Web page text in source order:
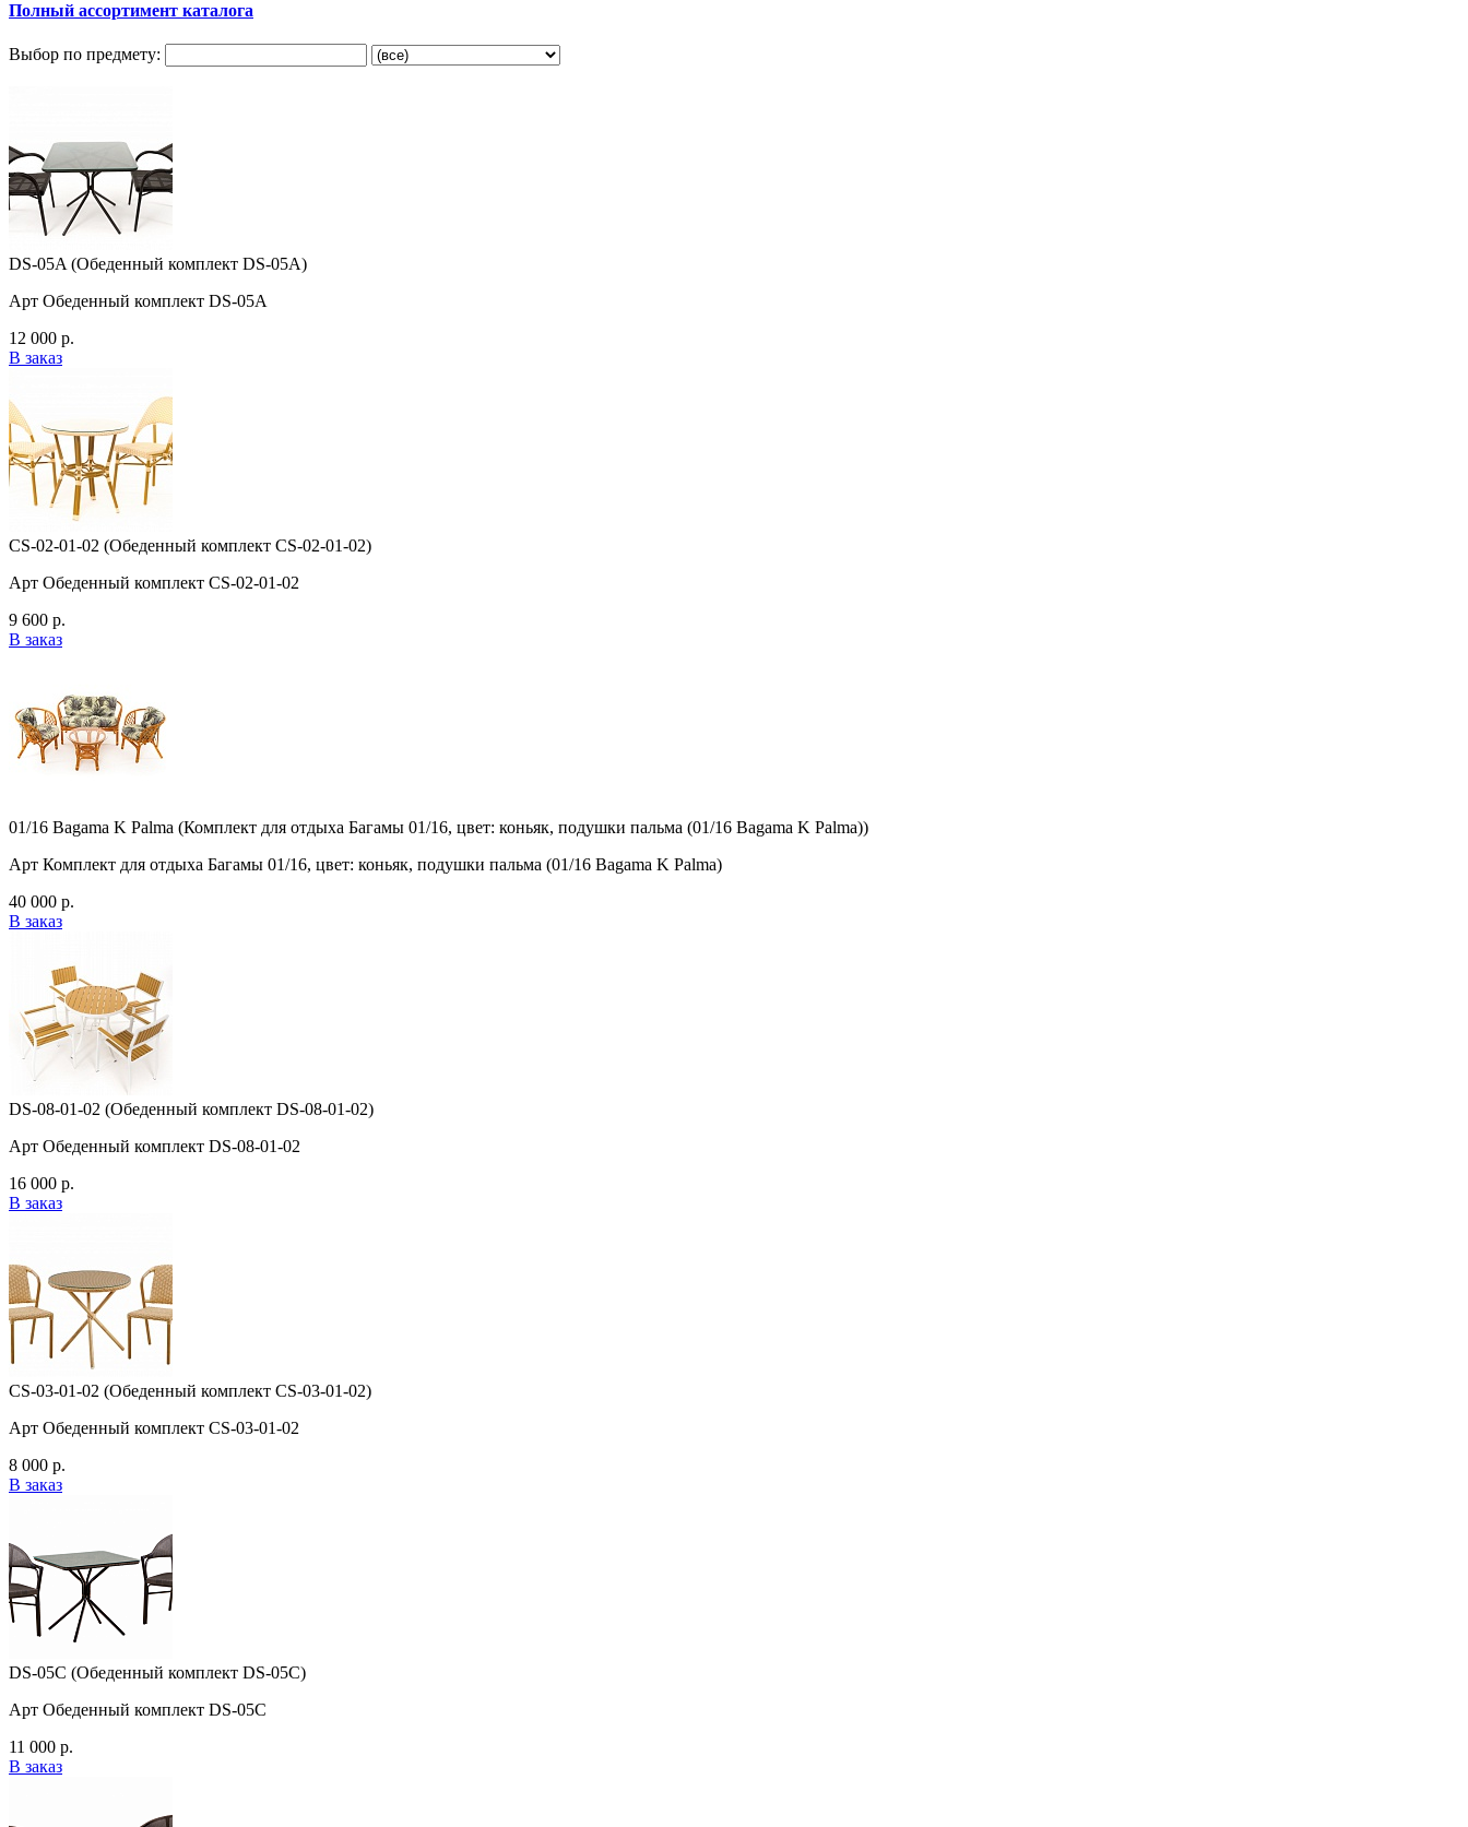
Полный ассортимент каталога
Выбор по предмету:
DS-05A (Обеденный комплект DS-05A)
Арт Обеденный комплект DS-05A
12 000 р.
В заказ
CS-02-01-02 (Обеденный комплект CS-02-01-02)
Арт Обеденный комплект CS-02-01-02
9 600 р.
В заказ
01/16 Bagama K Palma (Комплект для отдыха Багамы 01/16, цвет: коньяк, подушки пальма (01/16 Bagama K Palma))
Арт Комплект для отдыха Багамы 01/16, цвет: коньяк, подушки пальма (01/16 Bagama K Palma)
40 000 р.
В заказ
DS-08-01-02 (Обеденный комплект DS-08-01-02)
Арт Обеденный комплект DS-08-01-02
16 000 р.
В заказ
CS-03-01-02 (Обеденный комплект CS-03-01-02)
Арт Обеденный комплект CS-03-01-02
8 000 р.
В заказ
DS-05C (Обеденный комплект DS-05C)
Арт Обеденный комплект DS-05C
11 000 р.
В заказ